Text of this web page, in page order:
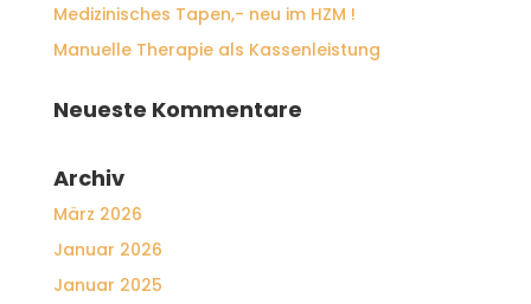
Medizinisches Tapen,- neu im HZM !
Manuelle Therapie als Kassenleistung
Neueste Kommentare
Archiv
März 2026
Januar 2026
Januar 2025